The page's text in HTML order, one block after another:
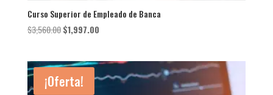
Curso Superior de Empleado de Banca
$3,560.00 El
era:
$3,560.00.
$1,997.00El
$1,997.00.
¡Oferta!